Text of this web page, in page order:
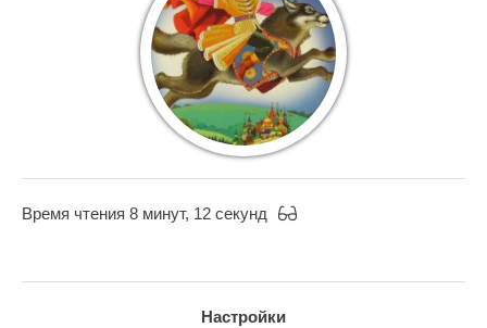
Время чтения 8 минут, 12 секунд
Настройки